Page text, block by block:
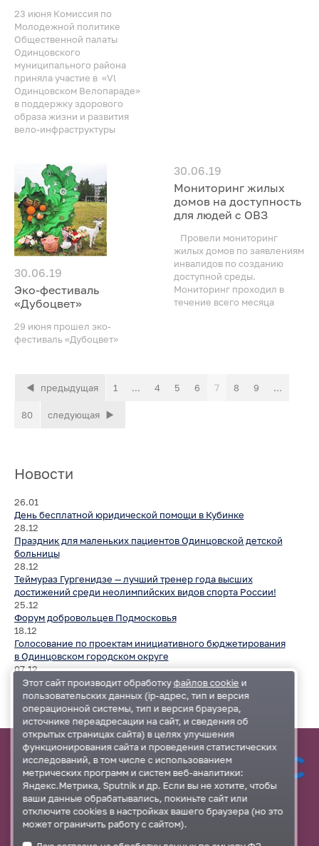
23 июня Комиссия по
Молодежной политике
Общественной палаты
Одинцовского
муниципального района
приняла участие в «Vl
Одинцовском Велопараде»
в поддержку здорового
образа жизни и развития
вело-инфраструктуры
30.06.19
Эко-фестиваль
«Дубоцвет»
29 июня прошел эко-
фестиваль «Дубоцвет»
30.06.19
Мониторинг жилых
домов на доступность
для людей с ОВЗ
Провели мониторинг
жилых домов по заявлениям
инвалидов по созданию
доступной среды.
Мониторинг проходил в
течение всего месяца
предыдущая 1 ... 4 5 6 7 8 9 ...
80 следующая
Новости
26.01
День бесплатной юридической помощи в Кубинке
28.12
Праздник для маленьких пациентов Одинцовской детской
больницы
28.12
Теймураз Гургенидзе — лучший тренер года высших
достижений среди неолимпийских видов спорта России!
25.12
Форум добровольцев Подмосковья
18.12
Голосование по проектам инициативного бюджетирования
в Одинцовском городском округе
07.12
5 декабря в Одинцово прошел 3-й День бесплатный
юридической помощи
Все новости
Общественная палата
Одинцовского
муниципального района
Московской области
Контакты
Администрация
Одинцовского района
+7 929
935-
Этот сайт производит обработкуфайлов cookie и
пользовательских данных (ip-адрес, тип и версия
операционной системы, тип и версия браузера,
источнике переадресации на сайт, и сведения об
открытых страницах сайта) в целях улучшения
функционирования сайта и проведения статистических
исследований, в том числе с использованием
метрических программ и систем веб-аналитики:
Яндекс.Метрика, Sputnik и др. Если вы не хотите, чтобы
ваши данные обрабатывались, покиньте сайт или
отключите cookies в настройках вашего браузера (но это
может ограничить работу с сайтом).